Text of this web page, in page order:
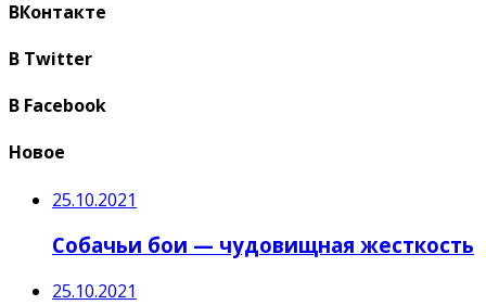
ВКонтакте
В Twitter
В Facebook
Новое
25.10.2021
Собачьи бои — чудовищная жесткость
25.10.2021